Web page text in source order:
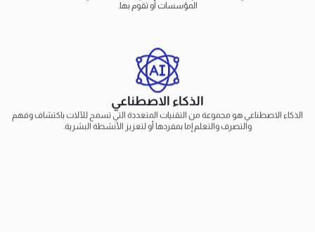
المؤسسات أو تقوم بها.
الذكاء الاصطناعي
الذكاء الاصطناعي هو مجموعة من التقنيات المتعددة التي تسمح للآلات باكتشاف وفهم
والتصرف والتعلم إما بمفردها أو لتعزيز الأنشطة البشرية.